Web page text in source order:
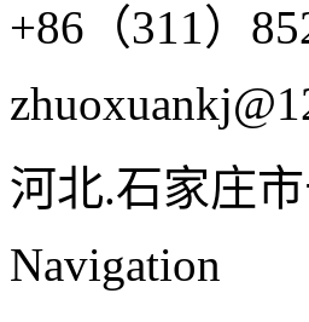
+86（311）
河北.石家庄
Navigation